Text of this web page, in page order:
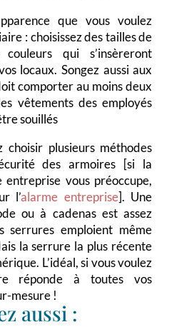
que vous voulez
: choisissez des tailles de
qui s’insèreront
locaux. Songez aussi aux
comporter au moins deux
vêtements des employés
souillés
choisir plusieurs méthodes
des armoires [si la
vous préoccupe,
l’alarme entreprise]. Une
ou à cadenas est assez
serrures emploient même
la serrure la plus récente
L’idéal, si vous voulez
réponde à toutes vos
mesure !
aussi :